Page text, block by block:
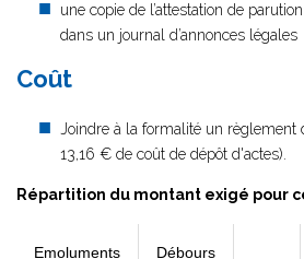
une copie de l’attestation de
dans un journal d’annonces légales
Coût
Joindre à la formalité un règlement
13,16 € de coût de dépôt d'actes).
Répartition du montant exigé pour
Emoluments
Débours